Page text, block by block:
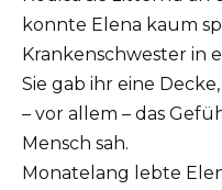
konnte Elena kaum
Krankenschwester in
Sie gab ihr eine
– vor allem – das
Mensch sah.
Monatelang lebte